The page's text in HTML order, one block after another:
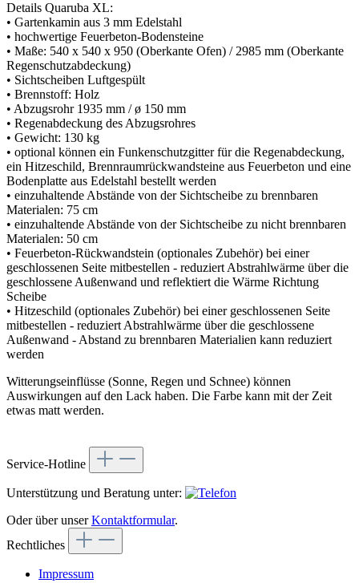
Details Quaruba XL:
• Gartenkamin aus 3 mm Edelstahl
• hochwertige Feuerbeton-Bodensteine
• Maße: 540 x 540 x 950 (Oberkante Ofen) / 2985 mm (Oberkante
Regenschutzabdeckung)
• Sichtscheiben Luftgespült
• Brennstoff: Holz
• Abzugsrohr 1935 mm / ø 150 mm
• Regenabdeckung des Abzugsrohres
• Gewicht: 130 kg
• optional können ein Funkenschutzgitter für die Regenabdeckung,
ein Hitzeschild, Brennraumrückwandsteine aus Feuerbeton und eine
Bodenplatte aus Edelstahl bestellt werden
• einzuhaltende Abstände von der Sichtscheibe zu brennbaren
Materialen: 75 cm
• einzuhaltende Abstände von der Sichtscheibe zu nicht brennbaren
Materialen: 50 cm
• Feuerbeton-Rückwandstein (optionales Zubehör) bei einer
geschlossenen Seite mitbestellen - reduziert Abstrahlwärme über die
geschlossene Außenwand und reflektiert die Wärme Richtung
Scheibe
• Hitzeschild (optionales Zubehör) bei einer geschlossenen Seite
mitbestellen - reduziert Abstrahlwärme über die geschlossene
Außenwand - Abstand zu brennbaren Materialien kann reduziert
werden
Witterungseinflüsse (Sonne, Regen und Schnee) können
Auswirkungen auf den Lack haben. Die Farbe kann mit der Zeit
etwas matt werden.
Service-Hotline
Unterstützung und Beratung unter:
Oder über unserKontaktformular.
Rechtliches
Impressum